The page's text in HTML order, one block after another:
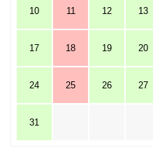
10 11 12 13
17 18 19 20
24 25 26 27
31